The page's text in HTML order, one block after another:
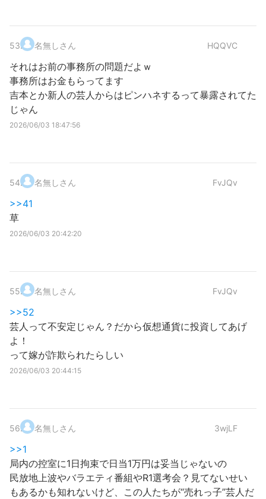
53. 名無しさん HQQVC
それはお前の事務所の問題だよｗ
事務所はお金もらってます
吉本とか新人の芸人からはピンハネするって暴露されてた
じゃん
2026/06/03 18:47:56
54. 名無しさん FvJQv
>>41
草
2026/06/03 20:42:20
55. 名無しさん FvJQv
>>52
芸人って不安定じゃん？だから仮想通貨に投資してあげ
よ！
って嫁が詐欺られたらしい
2026/06/03 20:44:15
56. 名無しさん 3wjLF
>>1
局内の控室に1日拘束で日当1万円は妥当じゃないの
民放地上波やバラエティ番組やR1選考会？見てないせい
もあるかも知れないけど、この人たちが“売れっ子”芸人だ